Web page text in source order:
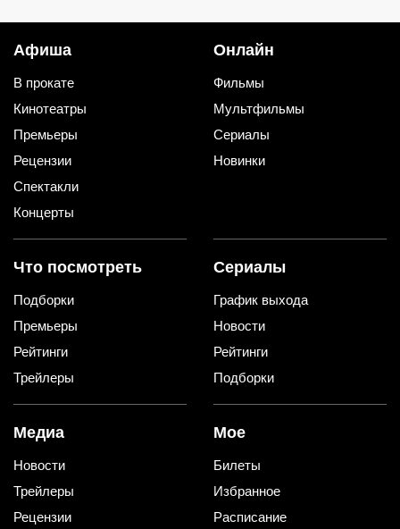
Афиша
В прокате
Кинотеатры
Премьеры
Рецензии
Спектакли
Концерты
Онлайн
Фильмы
Мультфильмы
Сериалы
Новинки
Что посмотреть
Подборки
Премьеры
Рейтинги
Трейлеры
Сериалы
График выхода
Новости
Рейтинги
Подборки
Медиа
Новости
Трейлеры
Рецензии
Мое
Билеты
Избранное
Расписание